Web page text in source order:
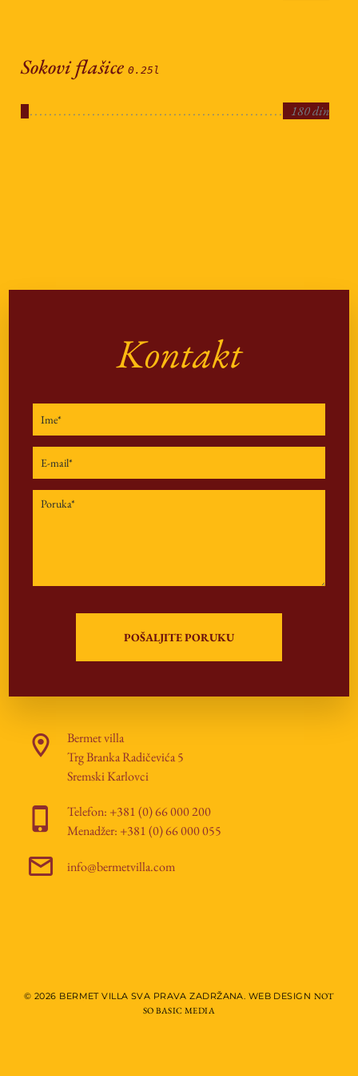
Sokovi flašice 0.25l
. . . . . . . . . . . . . . . . . . . . . . . . . . . . . . . . . . . . . . . . . . . . . . . . . . . . . . . . . . . . . . . .
180 din
Kontakt
Bermet villa
Trg Branka Radičevića 5
Sremski Karlovci
Telefon: +381 (0) 66 000 200
Menadžer: +381 (0) 66 000 055
info@bermetvilla.com
© 2026 BERMET VILLA SVA PRAVA ZADRŽANA. WEB DESIGN NOT
SO BASIC MEDIA